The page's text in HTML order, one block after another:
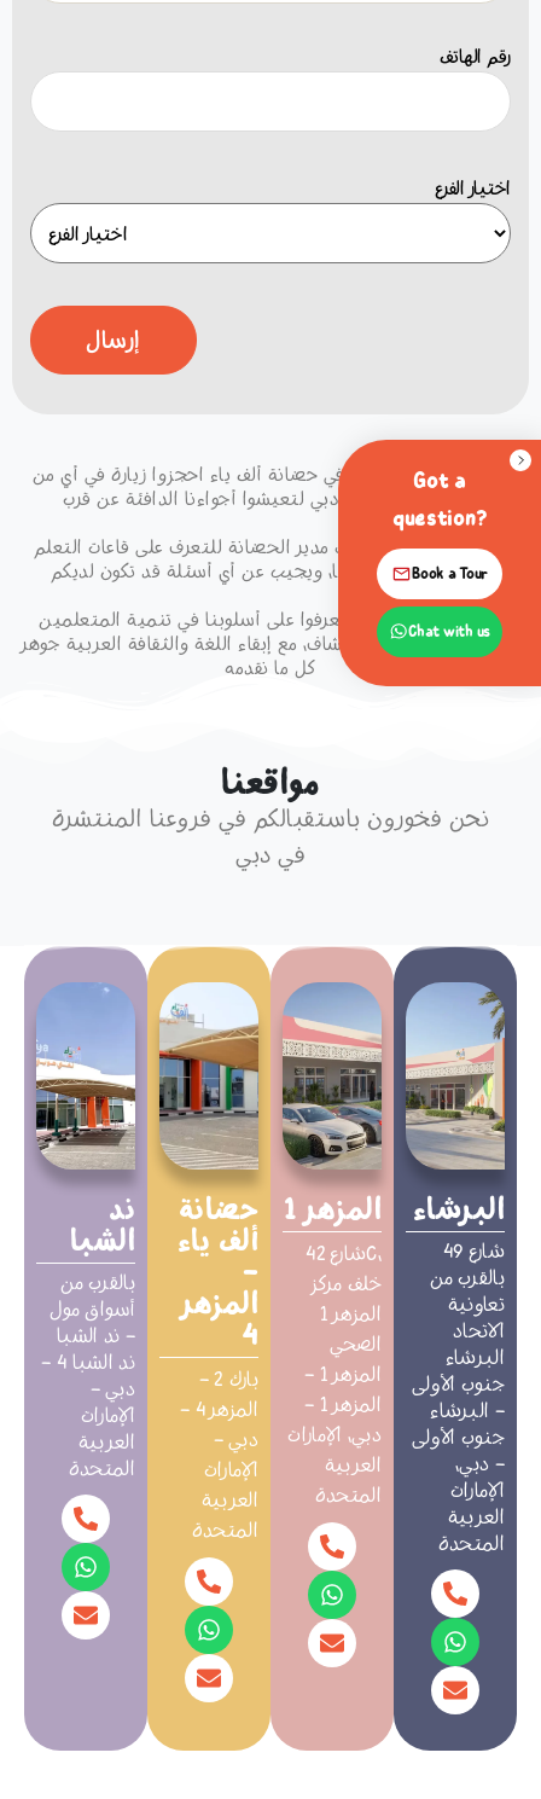
رقم الهاتف
اختيار الفرع
إرسال
يسعدنا أن نرحّب بكم في حضانة ألف ياء احجزوا زيارة في أي من
فروعنا الأربعة في دبي لتعيشوا أجواءنا الدافئة عن قرب
خلال جولتك، سيرافقك مدير الحضانة للتعرف على قاعات التعلم
لدينا، ويعرّفك بفريقنا، ويجيب عن أي أسئلة قد تكون لديكم
إنها أفضل وسيلة لتتعرفوا على أسلوبنا في تنمية المتعلمين
الواثقين ومحبي الاستكشاف، مع إبقاء اللغة والثقافة العربية جوهر
كل ما نقدمه
مواقعنا
نحن فخورون باستقبالكم في فروعنا المنتشرة
في دبي
ند
الشبا
بالقرب من
أسواق مول
– ند الشبا
ند الشبا 4 –
دبي –
الإمارات
العربية
المتحدة
حضانة
ألف ياء
–
المزهر
4
بارك 2 –
المزهر 4 –
دبي –
الإمارات
العربية
المتحدة
المزهر 1
شارع 42C،
خلف مركز
المزهر 1
الصحي
المزهر 1 –
المزهر 1 –
دبي، الإمارات
العربية
المتحدة
البرشاء
شارع 49
بالقرب من
تعاونية
الاتحاد
البرشاء
جنوب الأولى
– البرشاء
جنوب الأولى
– دبي،
الإمارات
العربية
المتحدة
Got a
question?
Book a Tour
Chat with us